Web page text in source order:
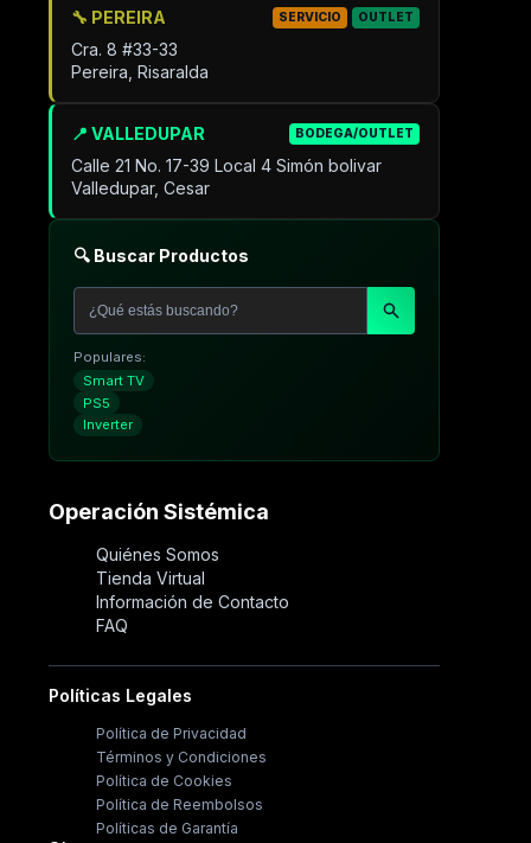
📍 VALLEDUPAR BODEGA/OUTLET
Calle 21 No. 17-39 Local 4 Simón bolivar
Valledupar, Cesar
🔧 PEREIRA SERVICIO OUTLET
Cra. 8 #33-33
Pereira, Risaralda
🔍 Buscar Productos
Populares:
Smart TV
PS5
Inverter
Operación Sistémica
Quiénes Somos
Tienda Virtual
Información de Contacto
FAQ
Políticas Legales
Política de Privacidad
Términos y Condiciones
Política de Cookies
Política de Reembolsos
Políticas de Garantía